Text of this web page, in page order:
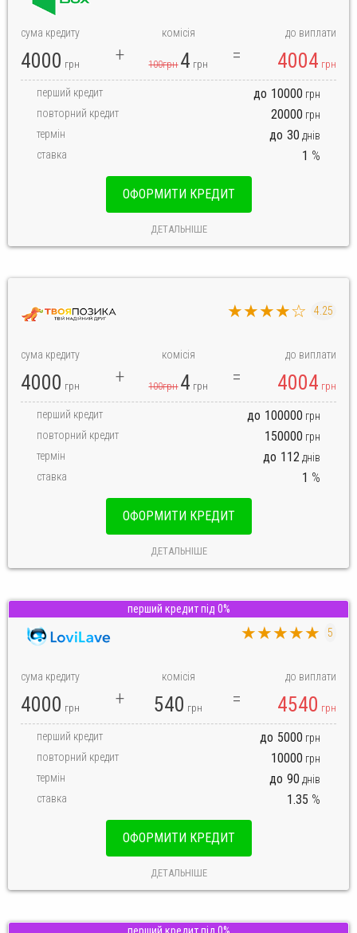
до виплати
4004 грн
сума кредиту
4000 грн
комісія
100грн 4 грн
перший кредит до 10000 грн
повторний кредит
20000 грн
термін
до 30 днів
ставка
1 %
ОФОРМИТИ КРЕДИТ
ДЕТАЛЬНІШЕ
★★★★☆ 4.25
до виплати
4004 грн
сума кредиту
4000 грн
комісія
100грн 4 грн
перший кредит до 100000 грн
повторний кредит
150000 грн
термін
до 112 днів
ставка
1 %
ОФОРМИТИ КРЕДИТ
ДЕТАЛЬНІШЕ
★★★★★ 5
до виплати
4540 грн
сума кредиту
4000 грн
комісія
540 грн
перший кредит до 5000 грн
повторний кредит
10000 грн
термін
до 90 днів
ставка
1.35 %
перший кредит під 0%
ОФОРМИТИ КРЕДИТ
ДЕТАЛЬНІШЕ